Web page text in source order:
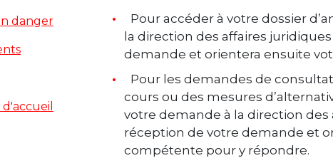
danger
Pour accéder à votre dossier
la direction des affaires
demande et orientera ensuite
Pour les demandes de
cours ou des mesures
votre demande à la direction
réception de votre demande et
compétente pour y répondre.